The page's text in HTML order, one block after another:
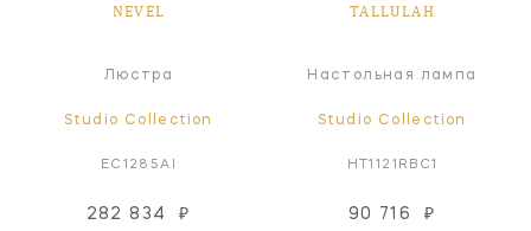
NEVEL
Люстра
Studio Collection
EC1285AI
282 834 ₽
TALLULAH
Настольная лампа
Studio Collection
HT1121RBC1
90 716 ₽